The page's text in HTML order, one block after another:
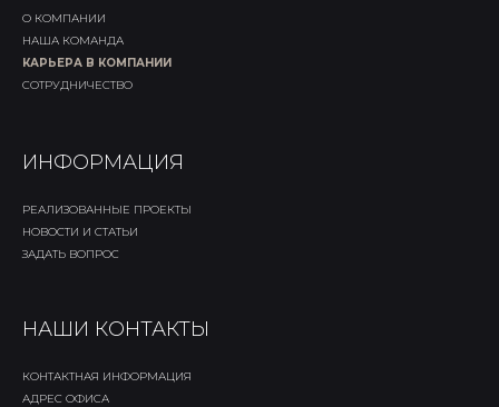
КОНТАКТНАЯ ИНФОРМАЦИЯ
АДРЕС ОФИСА
О КОМПАНИИ
НАША КОМАНДА
КАРЬЕРА В КОМПАНИИ
СОТРУДНИЧЕСТВО
ИНФОРМАЦИЯ
РЕАЛИЗОВАННЫЕ ПРОЕКТЫ
НОВОСТИ И СТАТЬИ
ЗАДАТЬ ВОПРОС
НАШИ КОНТАКТЫ